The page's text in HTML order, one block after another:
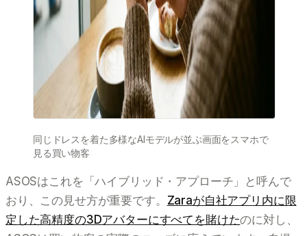
同じドレスを着た多様なAIモデルが並ぶ画面をスマホで
見る買い物客
ASOSはこれを「ハイブリッド・アプローチ」と呼んで
おり、この見せ方が重要です。 Zaraが自社アプリ内に限
定した高精度の3Dアバターにすべてを賭けたのに対し、